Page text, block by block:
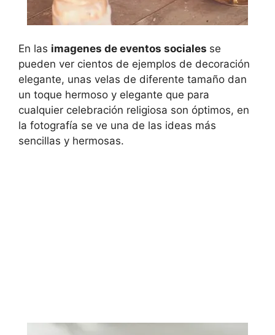
En las imagenes de eventos sociales se
pueden ver cientos de ejemplos de decoración
elegante, unas velas de diferente tamaño dan
un toque hermoso y elegante que para
cualquier celebración religiosa son óptimos, en
la fotografía se ve una de las ideas más
sencillas y hermosas.